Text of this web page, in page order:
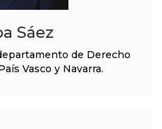
Sáez
de Derecho
Vasco y Navarra.